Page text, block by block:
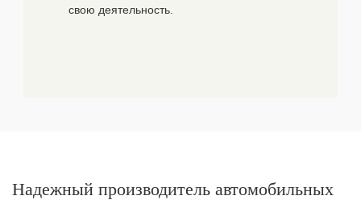
свою деятельность.
Надежный производитель автомобильных